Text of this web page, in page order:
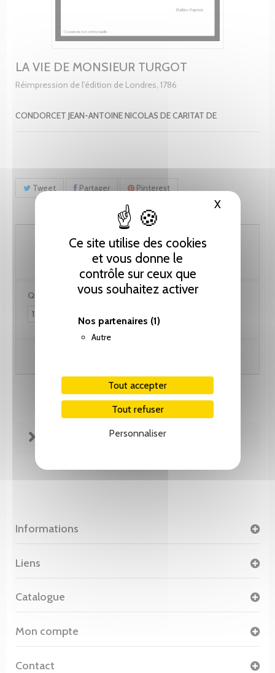
Ce site utilise des cookies
et vous donne le
contrôle sur ceux que
vous souhaitez activer
Nos partenaires (1)
Autre
Tout accepter
Tout refuser
Personnaliser
XMasquer
LA VIE DE MONSIEUR TURGOT
Réimpression de l'édition de Londres, 1786
CONDORCET JEAN-ANTOINE NICOLAS DE CARITAT DE
Tweet Partager Pinterest
51.30 CHF
Quantité :
FICHE TECHNIQUE
Informations
Liens
Catalogue
Mon compte
Contact